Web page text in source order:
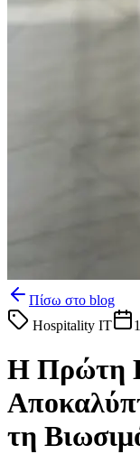
Πίσω στο blog
Hospitality IT
Η Πρώτη
τη